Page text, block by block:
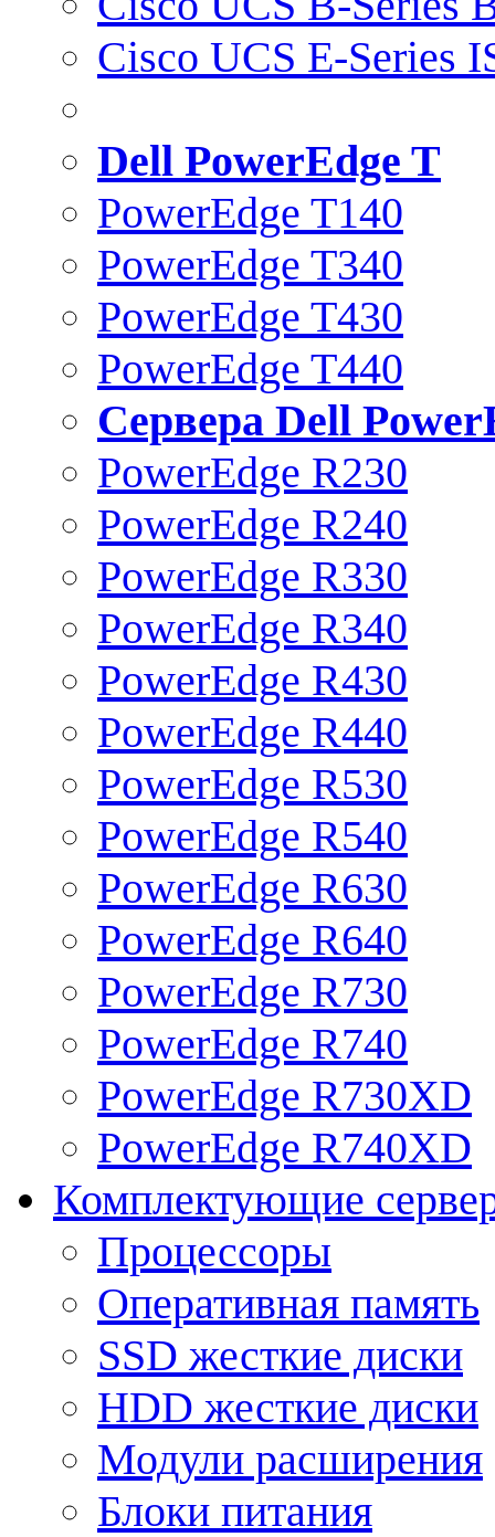
Cisco UCS E-Series
Dell PowerEdge T
PowerEdge T140
PowerEdge T340
PowerEdge T430
PowerEdge T440
Сервера Dell
PowerEdge R230
PowerEdge R240
PowerEdge R330
PowerEdge R340
PowerEdge R430
PowerEdge R440
PowerEdge R530
PowerEdge R540
PowerEdge R630
PowerEdge R640
PowerEdge R730
PowerEdge R740
PowerEdge R730XD
PowerEdge R740XD
Комплектующие
Процессоры
Оперативная память
SSD жесткие диски
HDD жесткие диски
Модули расширения
Блоки питания